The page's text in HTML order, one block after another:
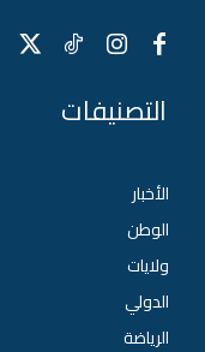
التصنيفات
الأخبار
الوطن
ولايات
الدولي
الرياضة